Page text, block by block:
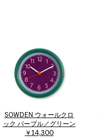
SOWDEN ウォールクロ
ック パープル／グリーン
￥14,300